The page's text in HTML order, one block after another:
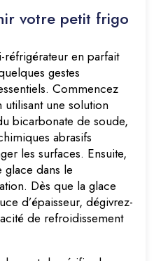
votre petit frigo
réfrigérateur en parfait
gestes
Commencez
utilisant une solution
bicarbonate de soude,
abrasifs
les surfaces. Ensuite,
dans le
Dès que la glace
d’épaisseur, dégivrez-
de refroidissement